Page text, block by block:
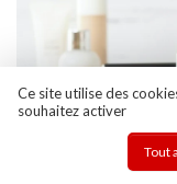
Ce site utilise des
souhaitez activer
Tout